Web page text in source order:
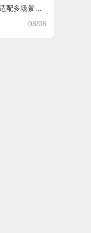
配多场景数
公与企业安
08/06